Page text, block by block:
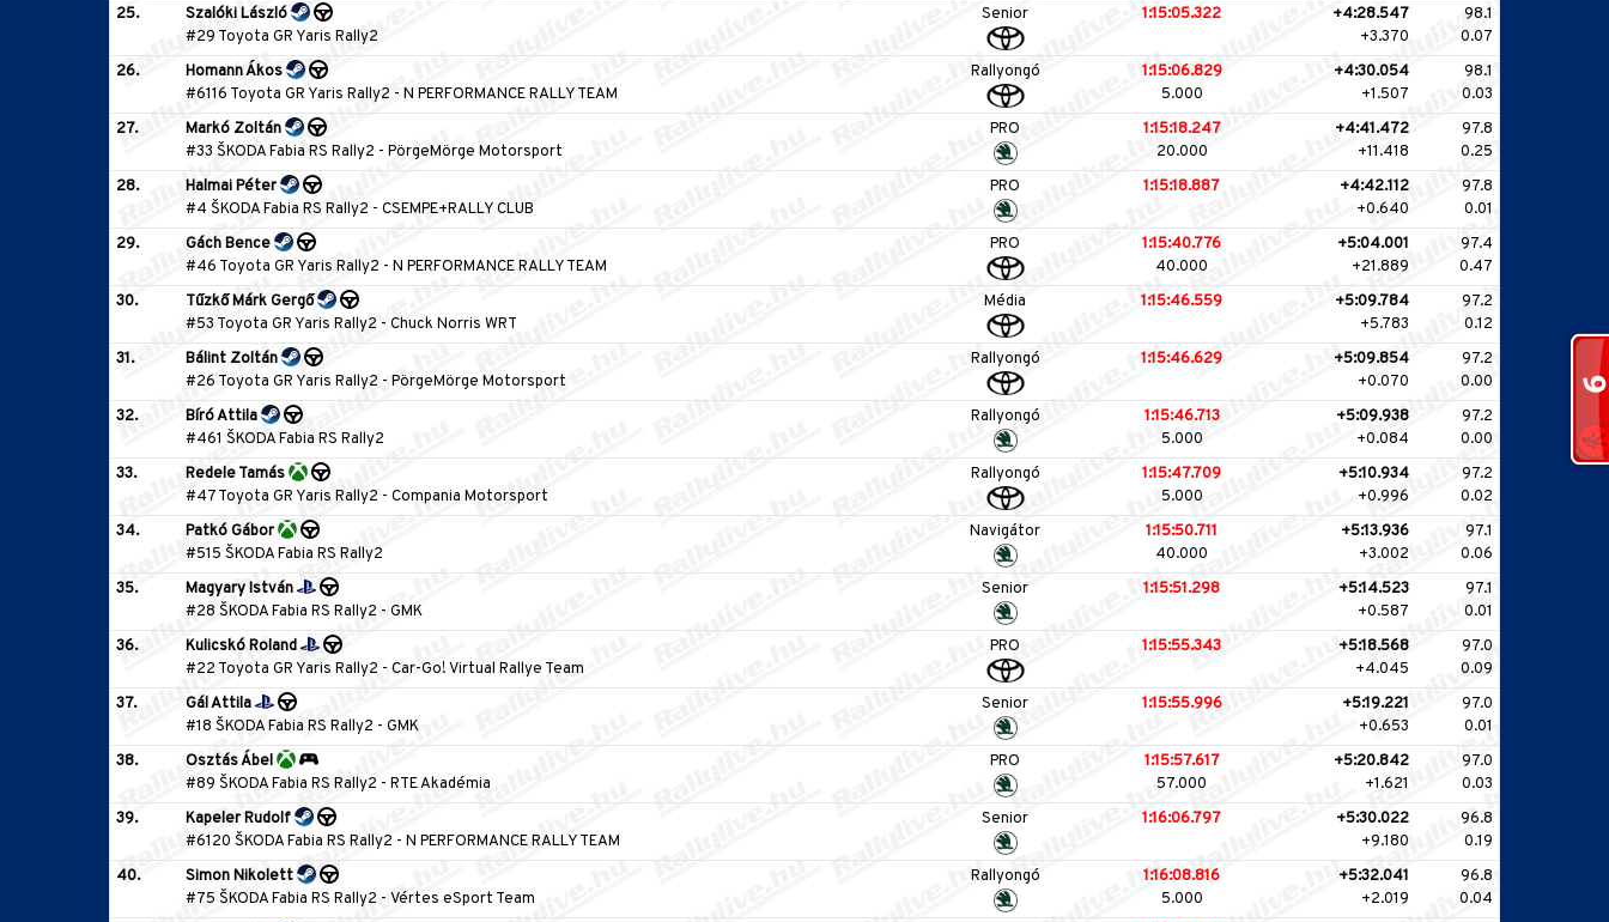
25.
Szalóki László
#29 Toyota GR Yaris Rally2
Senior 1:15:05.322
+4:28.547
+3.370
98.1
0.07
26.
Homann Ákos
#6116 Toyota GR Yaris Rally2 - N PERFORMANCE RALLY TEAM
Rallyongó
1:15:06.829
5.000
+4:30.054
+1.507
98.1
0.03
27.
Markó Zoltán
#33 ŠKODA Fabia RS Rally2 - PörgeMörge Motorsport
PRO
1:15:18.247
20.000
+4:41.472
+11.418
97.8
0.25
28.
Halmai Péter
#4 ŠKODA Fabia RS Rally2 - CSEMPE+RALLY CLUB
PRO 1:15:18.887
+4:42.112
+0.640
97.8
0.01
29.
Gách Bence
#46 Toyota GR Yaris Rally2 - N PERFORMANCE RALLY TEAM
PRO
1:15:40.776
40.000
+5:04.001
+21.889
97.4
0.47
30.
Tűzkő Márk Gergő
#53 Toyota GR Yaris Rally2 - Chuck Norris WRT
Média 1:15:46.559
+5:09.784
+5.783
97.2
0.12
31.
Bálint Zoltán
#26 Toyota GR Yaris Rally2 - PörgeMörge Motorsport
Rallyongó 1:15:46.629
+5:09.854
+0.070
97.2
0.00
32.
Bíró Attila
#461 ŠKODA Fabia RS Rally2
Rallyongó
1:15:46.713
5.000
+5:09.938
+0.084
97.2
0.00
33.
Redele Tamás
#47 Toyota GR Yaris Rally2 - Compania Motorsport
Rallyongó
1:15:47.709
5.000
+5:10.934
+0.996
97.2
0.02
34.
Patkó Gábor
#515 ŠKODA Fabia RS Rally2
Navigátor
1:15:50.711
40.000
+5:13.936
+3.002
97.1
0.06
35.
Magyary István
#28 ŠKODA Fabia RS Rally2 - GMK
Senior 1:15:51.298
+5:14.523
+0.587
97.1
0.01
36.
Kulicskó Roland
#22 Toyota GR Yaris Rally2 - Car-Go! Virtual Rallye Team
PRO 1:15:55.343
+5:18.568
+4.045
97.0
0.09
37.
Gál Attila
#18 ŠKODA Fabia RS Rally2 - GMK
Senior 1:15:55.996
+5:19.221
+0.653
97.0
0.01
38.
Osztás Ábel
#89 ŠKODA Fabia RS Rally2 - RTE Akadémia
PRO
1:15:57.617
57.000
+5:20.842
+1.621
97.0
0.03
39.
Kapeler Rudolf
#6120 ŠKODA Fabia RS Rally2 - N PERFORMANCE RALLY TEAM
Senior 1:16:06.797
+5:30.022
+9.180
96.8
0.19
40.
Simon Nikolett
#75 ŠKODA Fabia RS Rally2 - Vértes eSport Team
Rallyongó
1:16:08.816
5.000
+5:32.041
+2.019
96.8
0.04